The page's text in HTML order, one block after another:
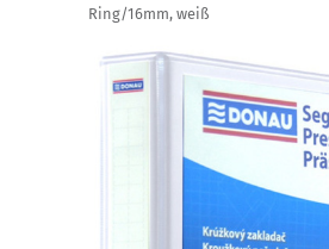
Ring/16mm, weiß